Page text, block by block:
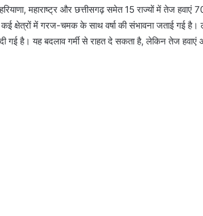
महाराष्ट्र और छत्तीसगढ़ समेत 15 राज्यों में तेज हवाएं
में गरज-चमक के साथ वर्षा की संभावना जताई गई है।
है। यह बदलाव गर्मी से राहत दे सकता है, लेकिन तेज हवाएं